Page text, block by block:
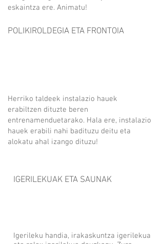
eskaintza ere. Animatu!
POLIKIROLDEGIA ETA FRONTOIA
Herriko taldeek instalazio hauek
erabiltzen dituzte beren
entrenamenduetarako. Hala ere, instalazio
hauek erabili nahi badituzu deitu eta
alokatu ahal izango dituzu!
IGERILEKUAK ETA SAUNAK
Igerileku handia, irakaskuntza igerilekua